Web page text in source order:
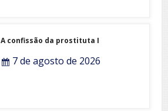
A confissão da prostituta I
7 de agosto de 2026